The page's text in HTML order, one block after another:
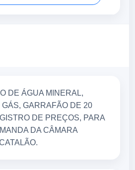
DE ÁGUA MINERAL,
GARRAFÃO DE 20
DE PREÇOS, PARA
DA CÂMARA